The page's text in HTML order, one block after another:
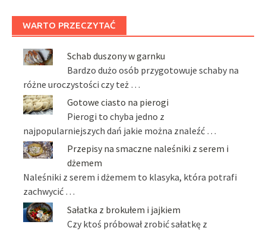
WARTO PRZECZYTAĆ
Schab duszony w garnku
Bardzo dużo osób przygotowuje schaby na
różne uroczystości czy też …
Gotowe ciasto na pierogi
Pierogi to chyba jedno z
najpopularniejszych dań jakie można znaleźć …
Przepisy na smaczne naleśniki z serem i
dżemem
Naleśniki z serem i dżemem to klasyka, która potrafi
zachwycić …
Sałatka z brokułem i jajkiem
Czy ktoś próbował zrobić sałatkę z